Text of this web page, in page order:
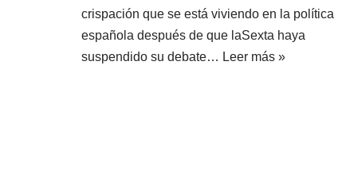
crispación que se está viviendo en la política
española después de que laSexta haya
suspendido su debate… Leer más »